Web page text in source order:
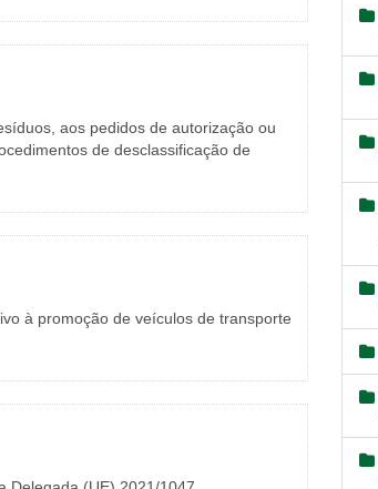
aos pedidos de autorização ou
de desclassificação de
à promoção de veículos de transporte